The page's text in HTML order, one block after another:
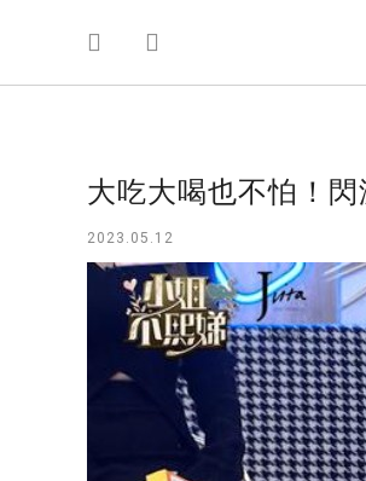
大吃大喝也不怕！閃
2023.05.12